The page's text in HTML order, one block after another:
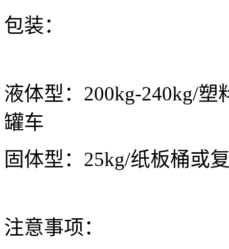
包装：
液体型：200kg-240kg/
罐车
固体型：25kg/纸板桶或
注意事项：